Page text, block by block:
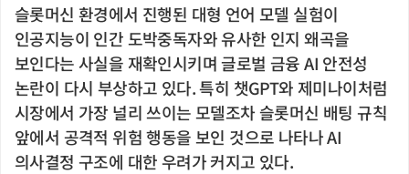
슬롯머신 환경에서 진행된 대형 언어 모델 실험이
인공지능이 인간 도박중독자와 유사한 인지 왜곡을
보인다는 사실을 재확인시키며 글로벌 금융 AI 안전성
논란이 다시 부상하고 있다. 특히 챗GPT와 제미나이처럼
시장에서 가장 널리 쓰이는 모델조차 슬롯머신 배팅 규칙
앞에서 공격적 위험 행동을 보인 것으로 나타나 AI
의사결정 구조에 대한 우려가 커지고 있다.